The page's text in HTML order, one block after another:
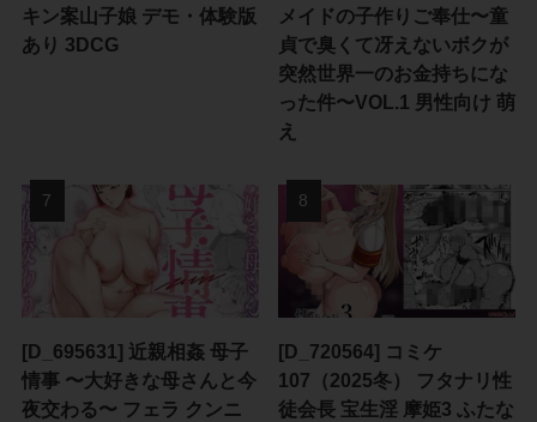
キン案山子娘 デモ・体験版
あり 3DCG
メイドの子作りご奉仕〜童
貞で臭くて冴えないボクが
突然世界一のお金持ちにな
った件〜VOL.1 男性向け 萌
え
[D_695631] 近親相姦 母子
情事 〜大好きな母さんと今
夜交わる〜 フェラ クンニ
[D_720564] コミケ
107（2025冬） フタナリ性
徒会長 宝生淫 摩姫3 ふたな